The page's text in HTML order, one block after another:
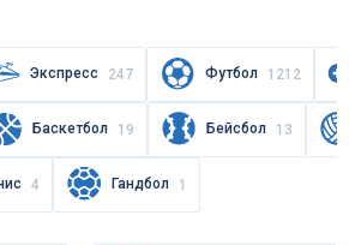
Экспресс 247 Футбол 1212
Баскетбол 19 Бейсбол 13
4 Гандбол 1